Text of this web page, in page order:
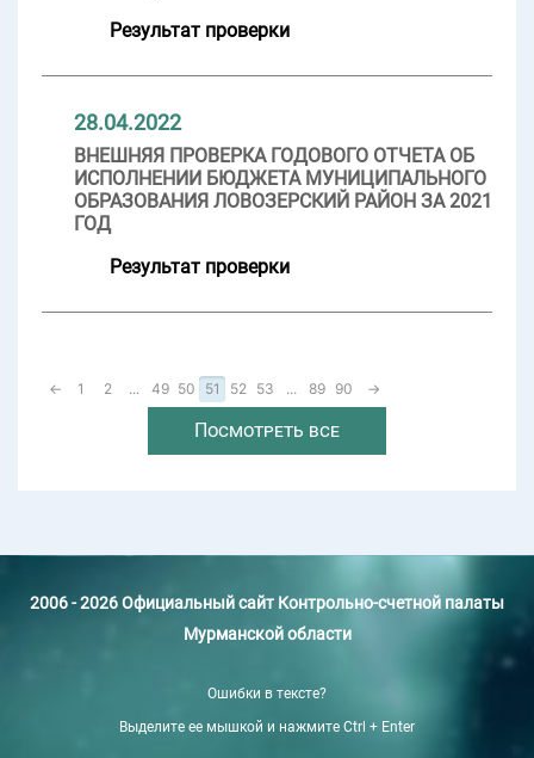
Результат проверки
28.04.2022
ВНЕШНЯЯ ПРОВЕРКА ГОДОВОГО ОТЧЕТА ОБ
ИСПОЛНЕНИИ БЮДЖЕТА МУНИЦИПАЛЬНОГО
ОБРАЗОВАНИЯ ЛОВОЗЕРСКИЙ РАЙОН ЗА 2021
ГОД
Результат проверки
← 1 2 ... 49 50 51 52 53 ... 89 90 →
Посмотреть все
2006 - 2026 Официальный сайт Контрольно-счетной палаты
Мурманской области
Ошибки в тексте?
Выделите ее мышкой и нажмите Ctrl + Enter